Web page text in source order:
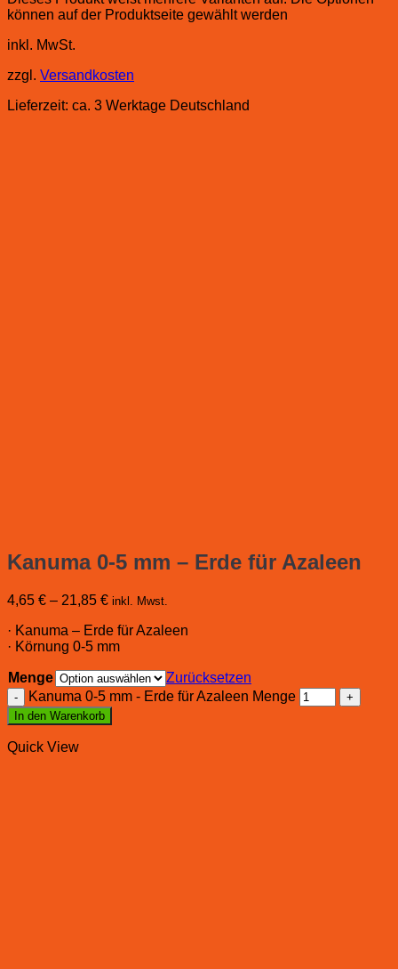
können auf der Produktseite gewählt werden
inkl. MwSt.
zzgl. Versandkosten
Lieferzeit: ca. 3 Werktage Deutschland
Kanuma 0-5 mm – Erde für Azaleen
4,65 € – 21,85 € inkl. Mwst.
· Kanuma – Erde für Azaleen
· Körnung 0-5 mm
Menge
Zurücksetzen
Kanuma 0-5 mm - Erde für Azaleen Menge
In den Warenkorb
Quick View